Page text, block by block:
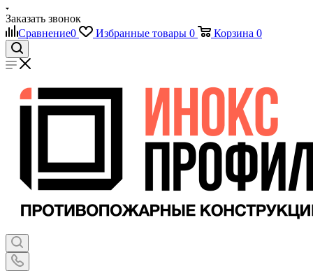
Заказать звонок
Сравнение0 Избранные товары 0 Корзина 0